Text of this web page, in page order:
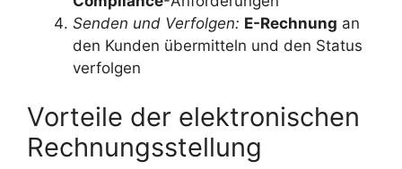
Senden und Verfolgen: E-Rechnung an
den Kunden übermitteln und den Status
verfolgen
Vorteile der elektronischen
Rechnungsstellung